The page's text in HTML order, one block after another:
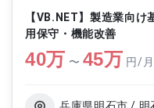
細設計 ・
改修 ・単体テス
確認 ・既存機能
・障害対応および
スト仕様書などの
【VB.NET】製造業向け
用保守・機能改善
40万 〜 45万 円/月